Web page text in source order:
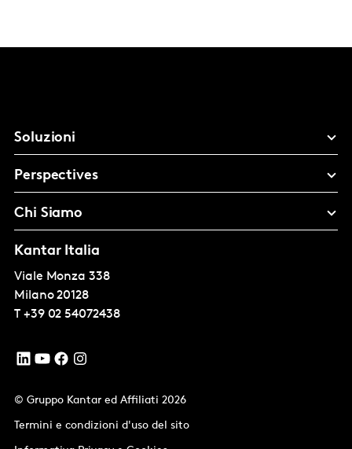
Soluzioni
Perspectives
Chi Siamo
Kantar Italia
Viale Monza 338
Milano 20128
T +39 02 54072438
© Gruppo Kantar ed Affiliati 2026
Termini e condizioni d'uso del sito